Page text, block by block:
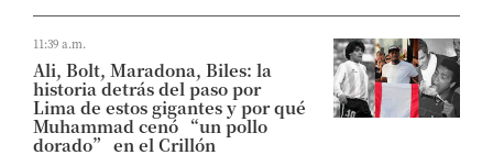
11:39 a.m.
Ali, Bolt, Maradona, Biles: la
historia detrás del paso por
Lima de estos gigantes y por qué
Muhammad cenó “un pollo
dorado” en el Crillón